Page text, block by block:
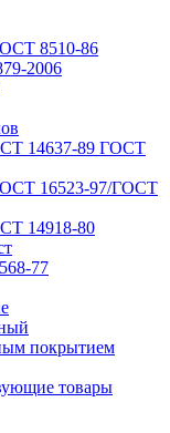
8510-86
2006
14637-89 ГОСТ
16523-97/ГОСТ
14918-80
77
покрытием
товары